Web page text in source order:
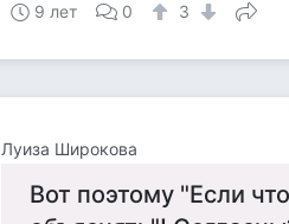
9 лет 0 3
Луиза Широкова
Вот поэтому "Если